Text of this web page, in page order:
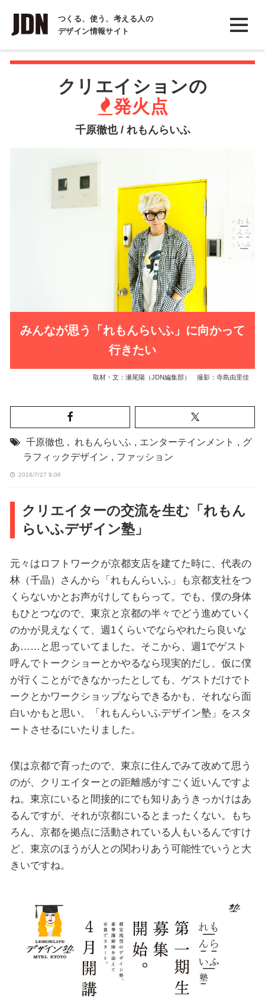
つくる、使う、考える人の
デザイン情報サイト
INTERVIEW
インタビュー
REPORT
レポートクリエイションの
発火点
千原徹也 / れもんらいふ
みんなが思う「れもんらいふ」に向かって
行きたい
取材・文：瀬尾陽（JDN編集部） 撮影：寺島由里佳
千原徹也 , れもんらいふ , エンターテインメント , グ
ラフィックデザイン , ファッション
2016/7/27 9:06
クリエイターの交流を生む「れもん
らいふデザイン塾」
元々はロフトワークが京都支店を建てた時に、代表の
林（千晶）さんから「れもんらいふ」も京都支社をつ
くらないかとお声がけしてもらって。でも、僕の身体
もひとつなので、東京と京都の半々でどう進めていく
のかが見えなくて、週1くらいでならやれたら良いな
あ……と思っていてました。そこから、週1でゲスト
呼んでトークショーとかやるなら現実的だし、仮に僕
が行くことができなかったとしても、ゲストだけでト
ークとかワークショップならできるかも、それなら面
白いかもと思い、「れもんらいふデザイン塾」をスタ
ートさせるにいたりました。
僕は京都で育ったので、東京に住んでみて改めて思う
のが、クリエイターとの距離感がすごく近いんですよ
ね。東京にいると間接的にでも知りあうきっかけはあ
るんですが、それが京都にいるとまったくない。もち
ろん、京都を拠点に活動されている人もいるんですけ
ど、東京のほうが人との関わりあう可能性でいうと大
きいですね。